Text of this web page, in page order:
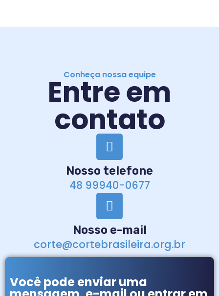
Conheça nossa equipe
Entre em
contato
Nosso telefone
48 99940-0677
Nosso e-mail
corte@cortebrasileira.org.br
Você pode enviar uma